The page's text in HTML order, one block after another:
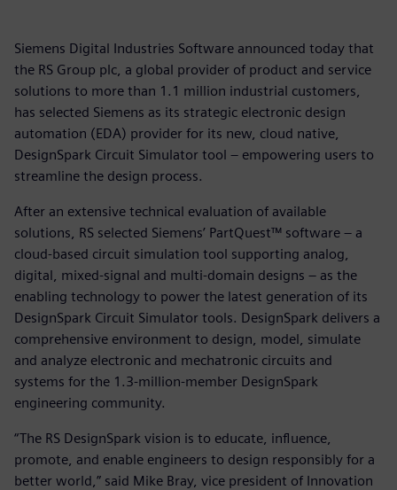
Siemens Digital Industries Software announced today that
the RS Group plc, a global provider of product and service
solutions to more than 1.1 million industrial customers,
has selected Siemens as its strategic electronic design
automation (EDA) provider for its new, cloud native,
DesignSpark Circuit Simulator tool – empowering users to
streamline the design process.
After an extensive technical evaluation of available
solutions, RS selected Siemens’ PartQuest™ software – a
cloud-based circuit simulation tool supporting analog,
digital, mixed-signal and multi-domain designs – as the
enabling technology to power the latest generation of its
DesignSpark Circuit Simulator tools. DesignSpark delivers a
comprehensive environment to design, model, simulate
and analyze electronic and mechatronic circuits and
systems for the 1.3-million-member DesignSpark
engineering community.
“The RS DesignSpark vision is to educate, influence,
promote, and enable engineers to design responsibly for a
better world,” said Mike Bray, vice president of Innovation